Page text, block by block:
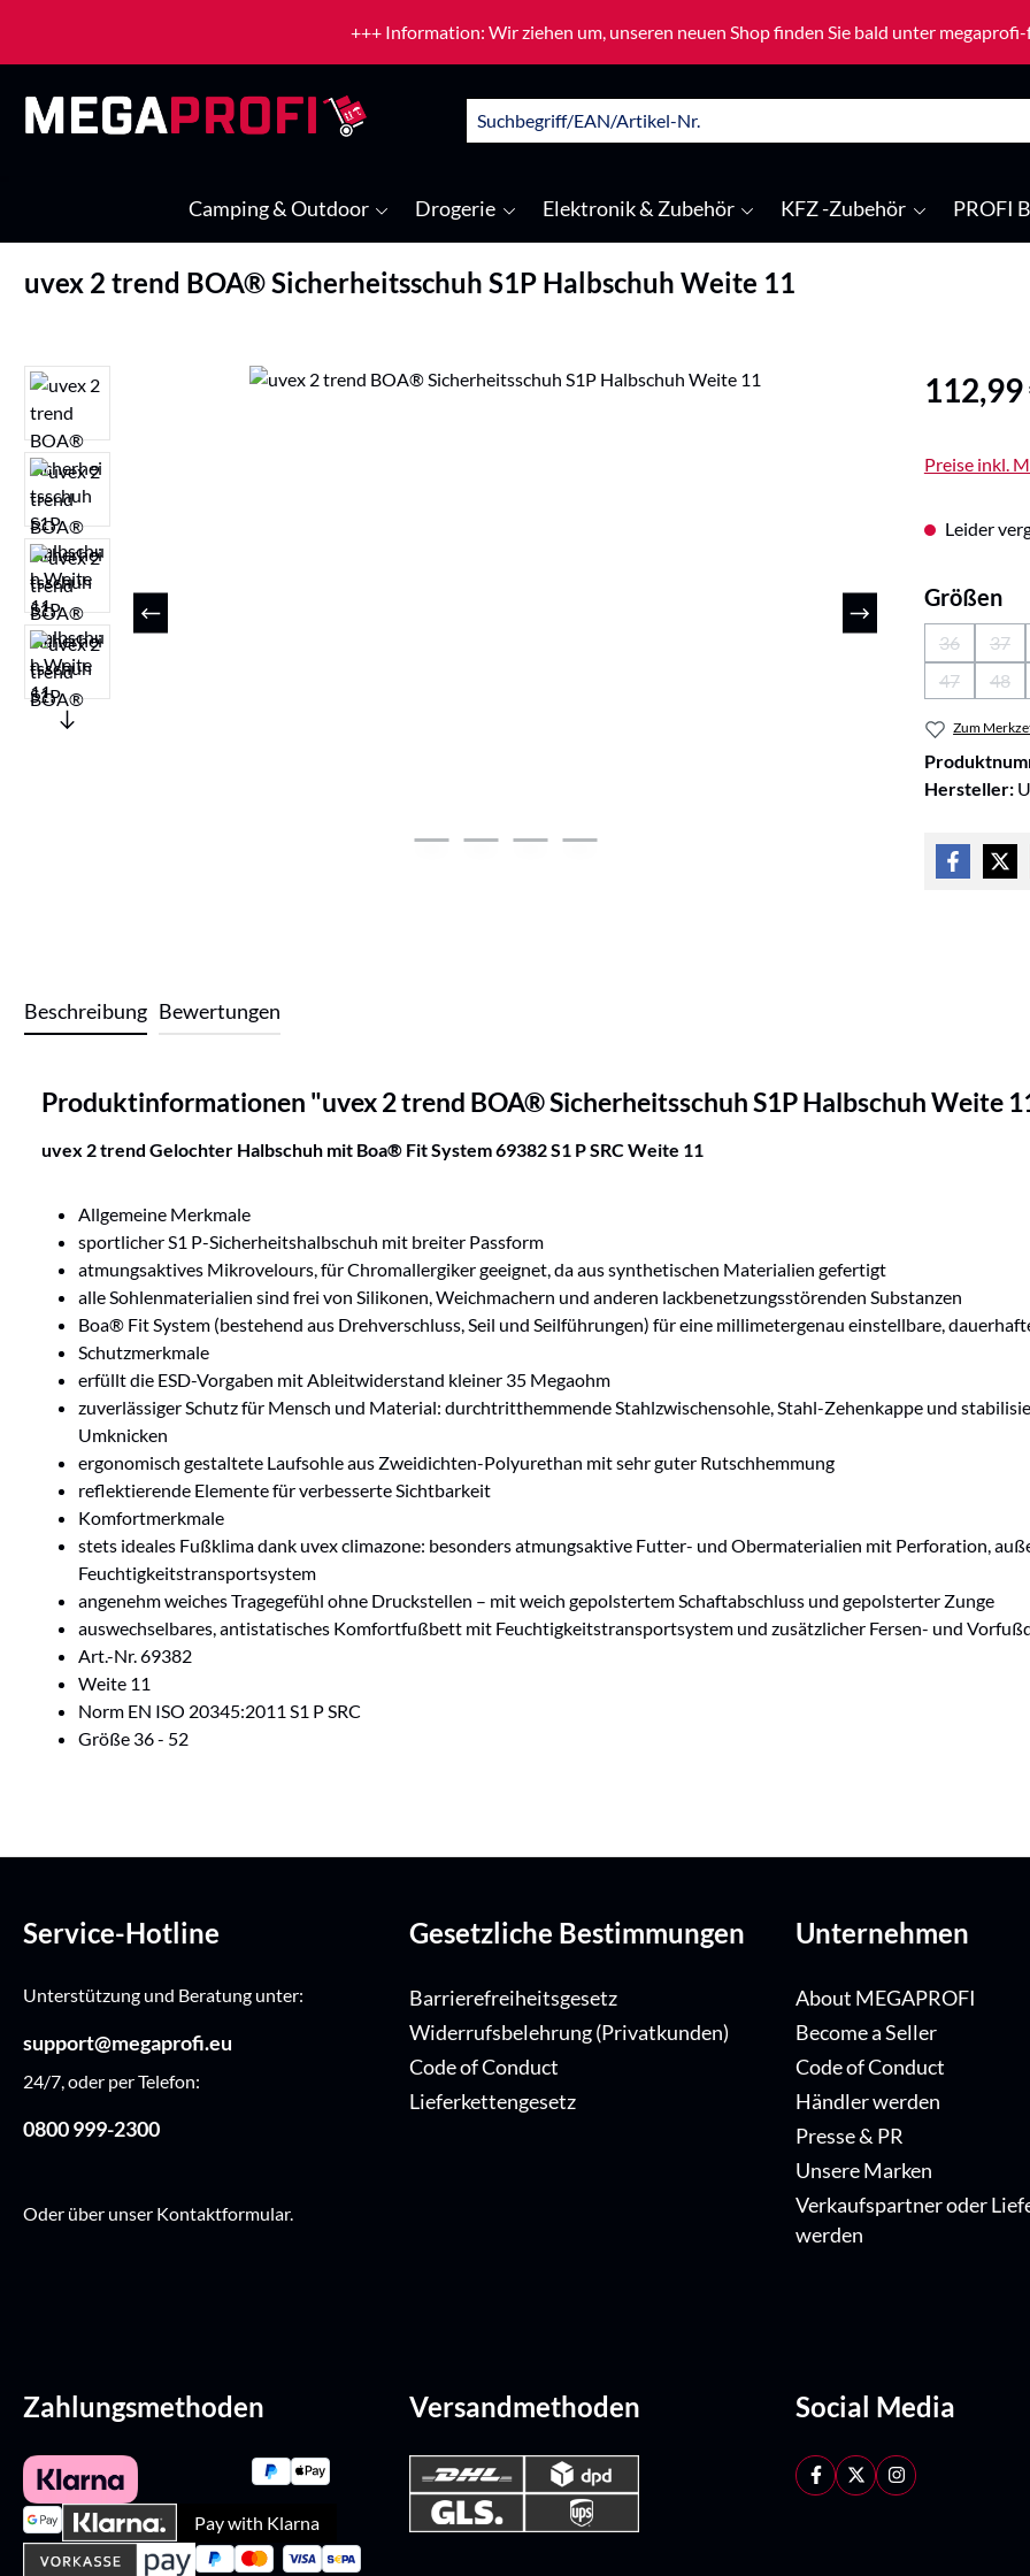
+++ Information: Wir ziehen um, unseren neuen Shop finden Sie bald unter
Camping & Outdoor Drogerie Elektronik & Zubehör KFZ -Zubehör PROFI
uvex 2 trend BOA® Sicherheitsschuh S1P Halbschuh Weite 11
Bildergalerie überspringen Regulärer
112,99
Preise inkl.
Leider
Größen
36
(Diese
37
47
(Diese
48
Zum
Hersteller:
Beschreibung Bewertungen
Produktinformationen "uvex 2 trend BOA® Sicherheitsschuh S1P Halbschuh Weite
uvex 2 trend Gelochter Halbschuh mit Boa® Fit System 69382 S1 P SRC Weite 11
Allgemeine Merkmale
sportlicher S1 P-Sicherheitshalbschuh mit breiter Passform
atmungsaktives Mikrovelours, für Chromallergiker geeignet, da aus synthetischen Materialien gefertigt
alle Sohlenmaterialien sind frei von Silikonen, Weichmachern und anderen lackbenetzungsstörenden Substanzen
Boa® Fit System (bestehend aus Drehverschluss, Seil und Seilführungen) für eine millimetergenau einstellbare,
Schutzmerkmale
erfüllt die ESD-Vorgaben mit Ableitwiderstand kleiner 35 Megaohm
zuverlässiger Schutz für Mensch und Material: durchtritthemmende Stahlzwischensohle, Stahl-Zehenkappe und
Umknicken
ergonomisch gestaltete Laufsohle aus Zweidichten-Polyurethan mit sehr guter Rutschhemmung
reflektierende Elemente für verbesserte Sichtbarkeit
Komfortmerkmale
stets ideales Fußklima dank uvex climazone: besonders atmungsaktive Futter- und Obermaterialien mit Perforation,
Feuchtigkeitstransportsystem
angenehm weiches Tragegefühl ohne Druckstellen – mit weich gepolstertem Schaftabschluss und gepolsterter Zunge
auswechselbares, antistatisches Komfortfußbett mit Feuchtigkeitstransportsystem und zusätzlicher Fersen- und
Art.-Nr. 69382
Weite 11
Norm EN ISO 20345:2011 S1 P SRC
Größe 36 - 52
Service-Hotline
Unterstützung und Beratung unter:
support@megaprofi.eu
24/7, oder per Telefon:
0800 999-2300
Oder über unser Kontaktformular.
Gesetzliche Bestimmungen
Barrierefreiheitsgesetz
Widerrufsbelehrung (Privatkunden)
Code of Conduct
Lieferkettengesetz
Unternehmen
About MEGAPROFI
Become a Seller
Code of Conduct
Händler werden
Presse & PR
Unsere Marken
Verkaufspartner oder
werden
Zahlungsmethoden
Pay with Klarna
Versandmethoden Social Media